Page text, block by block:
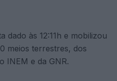
dado às 12:11h e mobilizou
meios terrestres, dos
INEM e da GNR.